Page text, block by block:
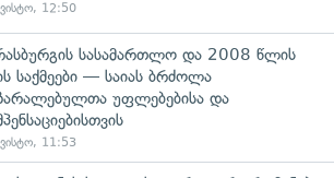
12:50
სასამართლო და 2008 წლის
საქმეები — საიას ბრძოლა
უფლებებისა და
11:53